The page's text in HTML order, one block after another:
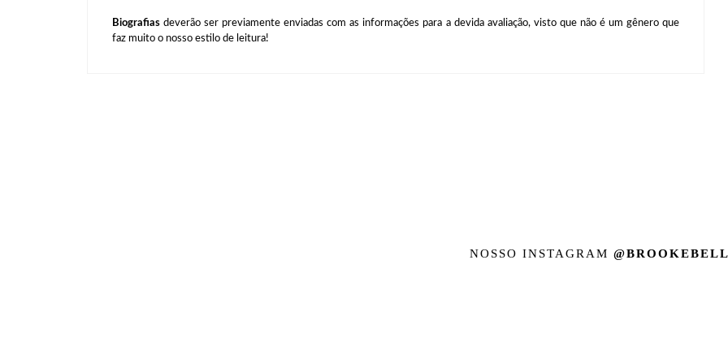
Biografias deverão ser previamente enviadas com as informações para a devida avaliação, visto que não é um gênero que
faz muito o nosso estilo de leitura!
NOSSO INSTAGRAM